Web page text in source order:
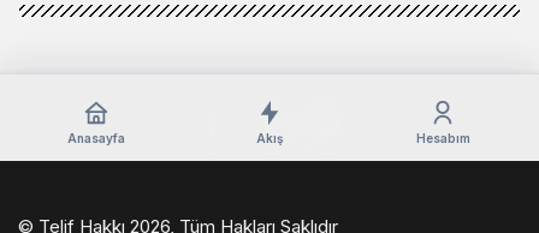
Anasayfa Akış Hesabım
© Telif Hakkı 2026, Tüm Hakları Saklıdır